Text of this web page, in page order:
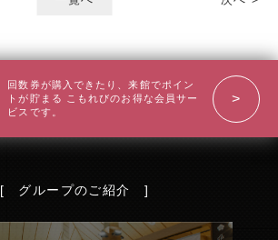
お知らせ
クーポン情報
回数券が購入できたり、来館でポイン
トが貯まる
こもれびのお得な会員サー
ビスです。
[ グループのご紹介 ]